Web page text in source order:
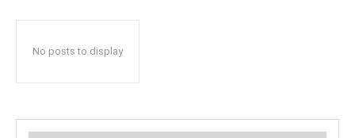
No posts to display